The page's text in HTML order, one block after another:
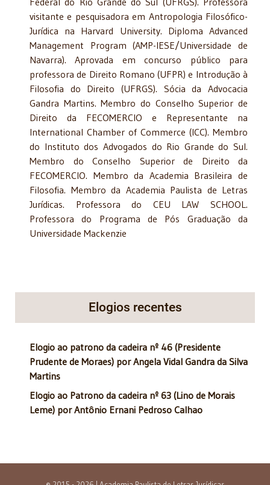
visitante e pesquisadora em Antropologia Filosófico-
Jurídica na Harvard University. Diploma Advanced
Management Program (AMP-IESE/Universidade de
Navarra). Aprovada em concurso público para
professora de Direito Romano (UFPR) e Introdução à
Filosofia do Direito (UFRGS). Sócia da Advocacia
Gandra Martins. Membro do Conselho Superior de
Direito da FECOMERCIO e Representante na
International Chamber of Commerce (ICC). Membro
do Instituto dos Advogados do Rio Grande do Sul.
Membro do Conselho Superior de Direito da
FECOMERCIO. Membro da Academia Brasileira de
Filosofia. Membro da Academia Paulista de Letras
Jurídicas. Professora do CEU LAW SCHOOL.
Professora do Programa de Pós Graduação da
Universidade Mackenzie
Elogios recentes
Elogio ao patrono da cadeira nº 46 (Presidente
Prudente de Moraes) por Angela Vidal Gandra da Silva
Martins
Elogio ao Patrono da cadeira nº 63 (Lino de Morais
Leme) por Antônio Ernani Pedroso Calhao